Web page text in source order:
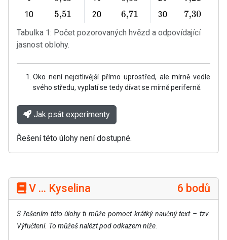
10
5,51 20 6,71 30 7,30
Tabulka 1: Počet pozorovaných hvězd a odpovídající
jasnost oblohy.
Oko není nejcitlivější přímo uprostřed, ale mírně vedle
svého středu, vyplatí se tedy dívat se mírně periferně.
Jak psát experimenty
Řešení této úlohy není dostupné.
V ... Kyselina 6 bodů
S řešením této úlohy ti může pomoct krátký naučný text – tzv.
Výfučtení. To můžeš nalézt pod odkazem níže.